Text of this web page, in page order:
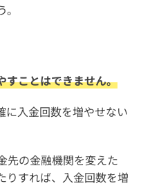
すことはできません。
に入金回数を増やせない
先の金融機関を変えた
りすれば、入金回数を増